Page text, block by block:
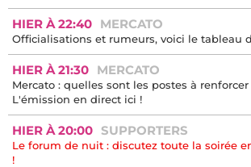
HIER À 22:40 MERCATO
Officialisations et rumeurs, voici le tableau
HIER À 21:30 MERCATO
Mercato : quelles sont les postes à
L'émission en direct ici !
HIER À 20:00 SUPPORTERS
Le forum de nuit : discutez toute la soirée
!